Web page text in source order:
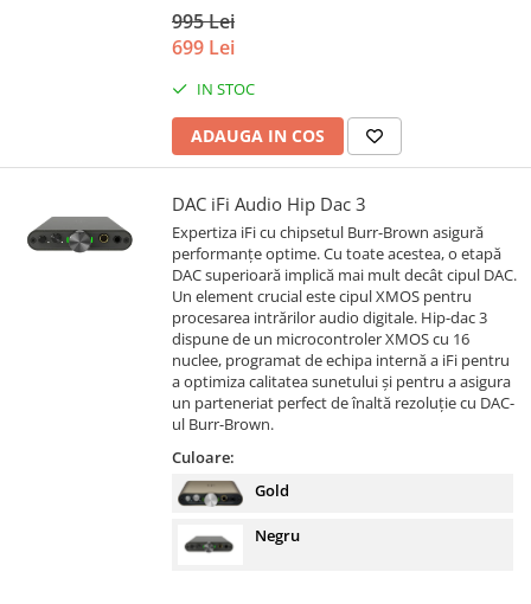
995 Lei
699 Lei
IN STOC
ADAUGA IN COS
DAC iFi Audio Hip Dac 3
Expertiza iFi cu chipsetul Burr-Brown asigură
performanțe optime. Cu toate acestea, o etapă
DAC superioară implică mai mult decât cipul DAC.
Un element crucial este cipul XMOS pentru
procesarea intrărilor audio digitale. Hip-dac 3
dispune de un microcontroler XMOS cu 16
nuclee, programat de echipa internă a iFi pentru
a optimiza calitatea sunetului și pentru a asigura
un parteneriat perfect de înaltă rezoluție cu DAC-
ul Burr-Brown.
Culoare:
Gold
Negru